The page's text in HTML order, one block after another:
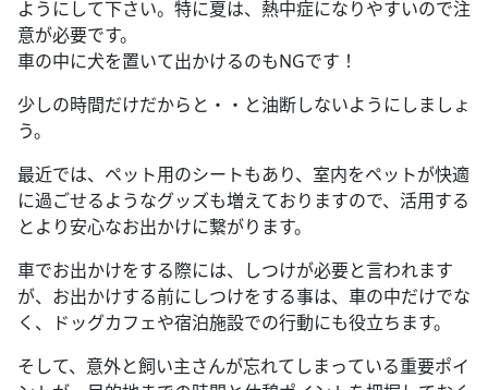
ようにして下さい。特に夏は、熱中症になりやすいので注
意が必要です。
車の中に犬を置いて出かけるのもNGです！
少しの時間だけだからと・・と油断しないようにしましょ
う。
最近では、ペット用のシートもあり、室内をペットが快適
に過ごせるようなグッズも増えておりますので、活用する
とより安心なお出かけに繋がります。
車でお出かけをする際には、しつけが必要と言われます
が、お出かけする前にしつけをする事は、車の中だけでな
く、ドッグカフェや宿泊施設での行動にも役立ちます。
そして、意外と飼い主さんが忘れてしまっている重要ポイ